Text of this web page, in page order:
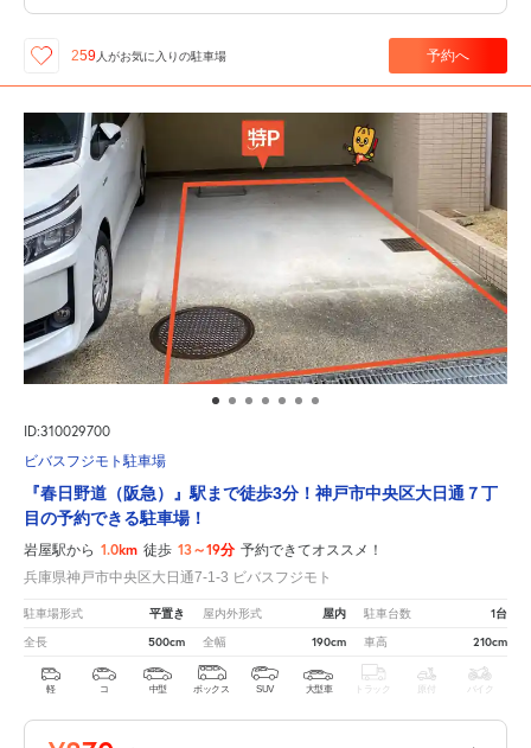
259 人がお気に入りの駐車場 予約へ
ID:310029700
ビバスフジモト駐車場
『春日野道（阪急）』駅まで徒歩3分！神戸市中央区大日通７丁
目の予約できる駐車場！
岩屋駅から 1.0km 徒歩 13～19分 予約できてオススメ！
兵庫県神戸市中央区大日通7-1-3 ビバスフジモト
駐車場形式 平置き 屋内外形式 屋内 駐車台数 1台
全長 500cm 全幅 190cm 車高 210cm
軽 コ 中型 ボックス SUV 大型車 トラック 原付 バイク